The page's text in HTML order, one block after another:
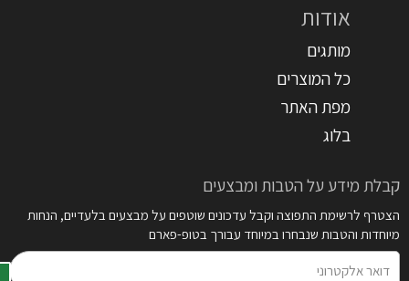
אודות
מותגים
כל המוצרים
מפת האתר
בלוג
קבלת מידע על הטבות ומבצעים
הצטרף לרשימת התפוצה וקבל עדכונים שוטפים על מבצעים בלעדיים, הנחות
מיוחדות והטבות שנבחרו במיוחד עבורך בטופ-פארם